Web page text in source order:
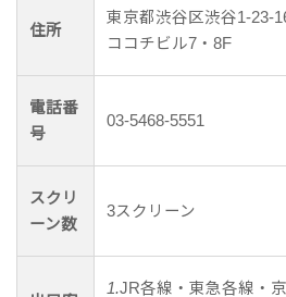
住所
東京都渋谷区渋谷1-23-
ココチビル7・8F
電話番
号
03-5468-5551
スクリ
ーン数
3スクリーン
1.JR各線・東急各線・